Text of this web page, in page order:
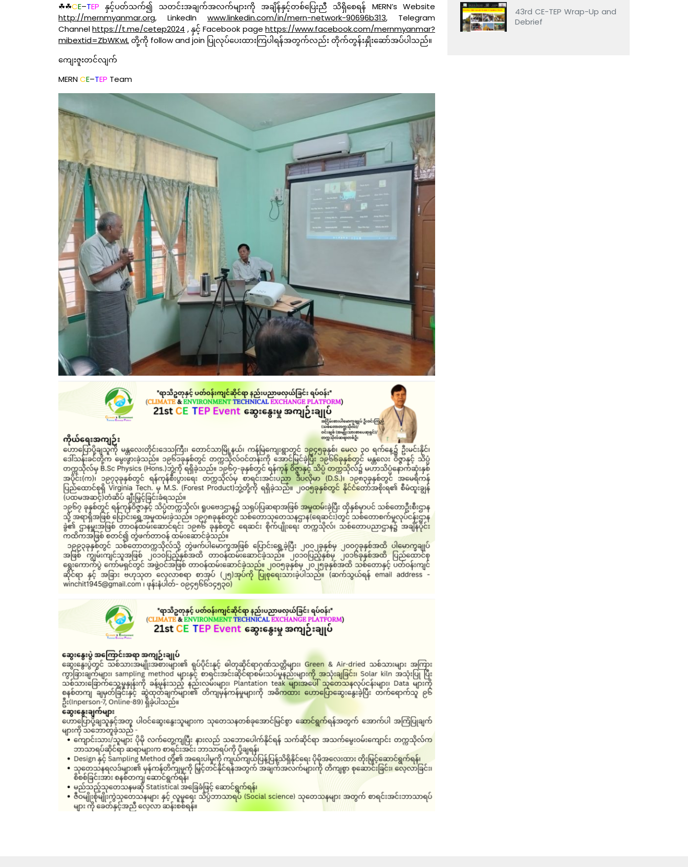
☘☘CE–TEP နှင့်ပတ်သက်၍ သတင်းအချက်အလက်များကို အချိန်နှင့်တစ်ပြေးညီ သိရှိစေရန် MERN’s Website
http://mernmyanmar.org, LinkedIn www.linkedin.com/in/mern-network-90696b313, Telegram
Channelhttps://t.me/cetep2024 , နှင့် Facebook pagehttps://www.facebook.com/mernmyanmar?
mibextid=ZbWKwLတို့ကို follow and join ပြုလုပ်ပေးထားကြပါရန်အတွက်လည်း တိုက်တွန်းနှိုးဆော်အပ်ပါသည်။
ကျေးဇူးတင်လျက်
MERNCE–TEP Team
43rd CE-TEP Wrap-Up and
Debrief